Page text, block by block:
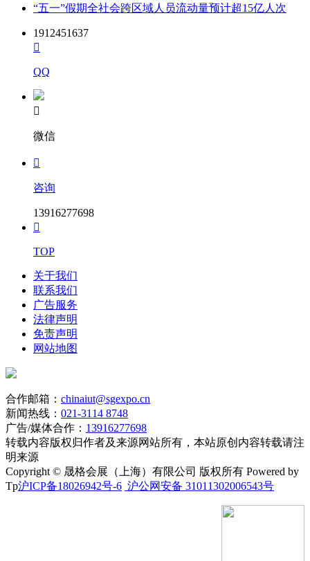
“五一”假期全社会跨区域人员流动量预计超15亿人次
1912451637

QQ

微信

咨询
13916277698

TOP
关于我们
联系我们
广告服务
法律声明
免责声明
网站地图
合作邮箱： chinaiut@sgexpo.cn
新闻热线： 021-3114 8748
广告/媒体合作： 13916277698
转载内容版权归作者及来源网站所有，本站原创内容转载请注
明来源
Copyright © 晟格会展（上海）有限公司 版权所有 Powered by
Tp沪ICP备18026942号-6 沪公网安备 31011302006543号